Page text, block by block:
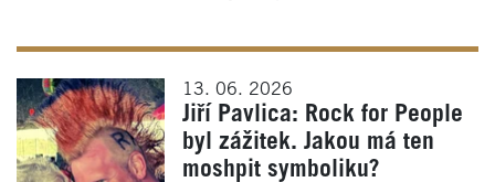
13. 06. 2026
Jiří Pavlica: Rock for People
byl zážitek. Jakou má ten
moshpit symboliku?